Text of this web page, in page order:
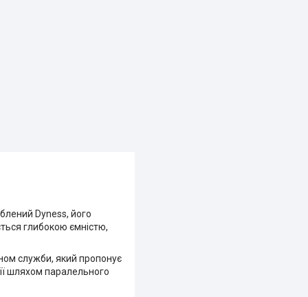
Dyness, його
глибокою ємністю,
служби, який пропонує
шляхом паралельного